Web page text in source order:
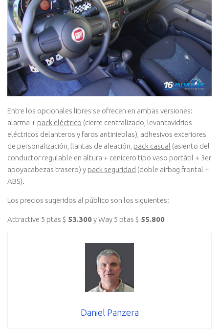
Entre los opcionales libres se ofrecen en ambas versiones:
alarma + pack eléctrico (cierre centralizado, levantavidrios
eléctricos delanteros y faros antinieblas), adhesivos exteriores
de personalización, llantas de aleación, pack casual (asiento del
conductor regulable en altura + cenicero tipo vaso portátil + 3er
apoyacabezas trasero) y pack seguridad (doble airbag frontal +
ABS).
Los precios sugeridos al público son los siguientes:
Attractive 5 ptas $ 53.300y Way 5 ptas $ 55.800
Daniel Panzera